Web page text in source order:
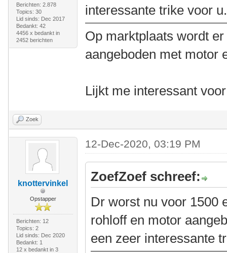
Berichten: 2.878
Topics: 30
Lid sinds: Dec 2017
Bedankt: 42
4456 x bedankt in
2452 berichten
interessante trike voor u.
Op marktplaats wordt
aangeboden met motor
Lijkt me interessant
Zoek
knottervinkel
Opstapper
Berichten: 12
Topics: 2
Lid sinds: Dec 2020
Bedankt: 1
12 x bedankt in 3
12-Dec-2020, 03:19 PM
ZoefZoef schreef:
Dr worst nu voor 1500
rohloff en motor
een zeer interessante